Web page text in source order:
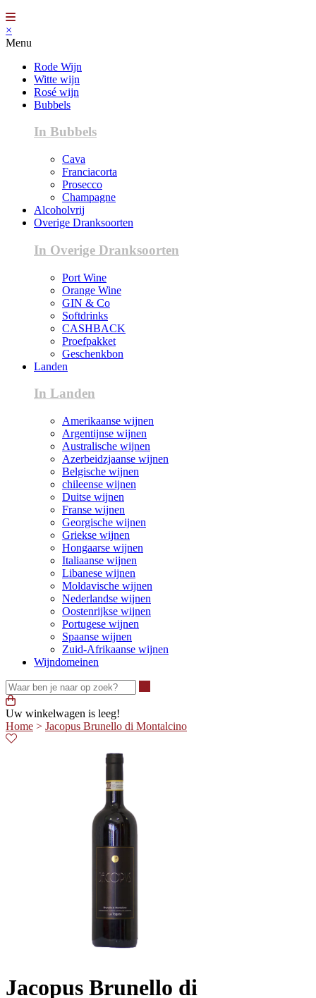
×
Menu
Rode Wijn
Witte wijn
Rosé wijn
Bubbels
In Bubbels
Cava
Franciacorta
Prosecco
Champagne
Alcoholvrij
Overige Dranksoorten
In Overige Dranksoorten
Port Wine
Orange Wine
GIN & Co
Softdrinks
CASHBACK
Proefpakket
Geschenkbon
Landen
In Landen
Amerikaanse wijnen
Argentijnse wijnen
Australische wijnen
Azerbeidzjaanse wijnen
Belgische wijnen
chileense wijnen
Duitse wijnen
Franse wijnen
Georgische wijnen
Griekse wijnen
Hongaarse wijnen
Italiaanse wijnen
Libanese wijnen
Moldavische wijnen
Nederlandse wijnen
Oostenrijkse wijnen
Portugese wijnen
Spaanse wijnen
Zuid-Afrikaanse wijnen
Wijndomeinen
Uw winkelwagen is leeg!
Home > Jacopus Brunello di Montalcino
Jacopus Brunello di